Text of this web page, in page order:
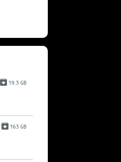
19.3 GB
163 GB